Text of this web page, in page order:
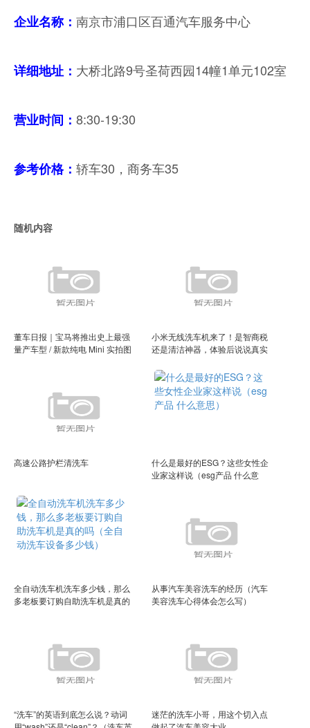
企业名称： 南京市浦口区百通汽车服务中心
详细地址： 大桥北路9号圣荷西园14幢1单元102室
营业时间 ： 8:30-19:30
参考价格： 轿车30，商务车35
随机内容
董车日报｜宝马将推出史上最强
量产车型 / 新款纯电 Mini 实拍图
小米无线洗车机来了！是智商税
还是清洁神器，体验后说说真实
高速公路护栏清洗车
什么是最好的ESG？这些女性企
业家这样说（esg产品 什么意
全自动洗车机洗车多少钱，那么
多老板要订购自助洗车机是真的
从事汽车美容洗车的经历（汽车
美容洗车心得体会怎么写）
“洗车”的英语到底怎么说？动词
迷茫的洗车小哥，用这个切入点